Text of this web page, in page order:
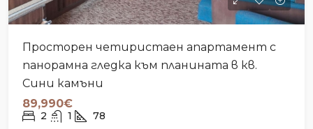
Просторен четиристаен апартамент с
панорамна гледка към планината в кв.
Сини камъни
89,990€
2 1 78